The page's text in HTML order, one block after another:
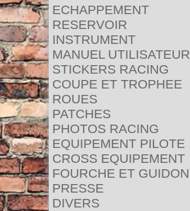
ECHAPPEMENT
RESERVOIR
INSTRUMENT
MANUEL UTILISATEUR
STICKERS RACING
COUPE ET TROPHEE
ROUES
PATCHES
PHOTOS RACING
EQUIPEMENT PILOTE
CROSS EQUIPEMENT
FOURCHE ET GUIDON
PRESSE
DIVERS